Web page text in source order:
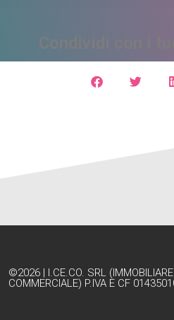
Condividi con i
©2026 | I.CE.CO. SRL
COMMERCIALE) P.IVA E CF